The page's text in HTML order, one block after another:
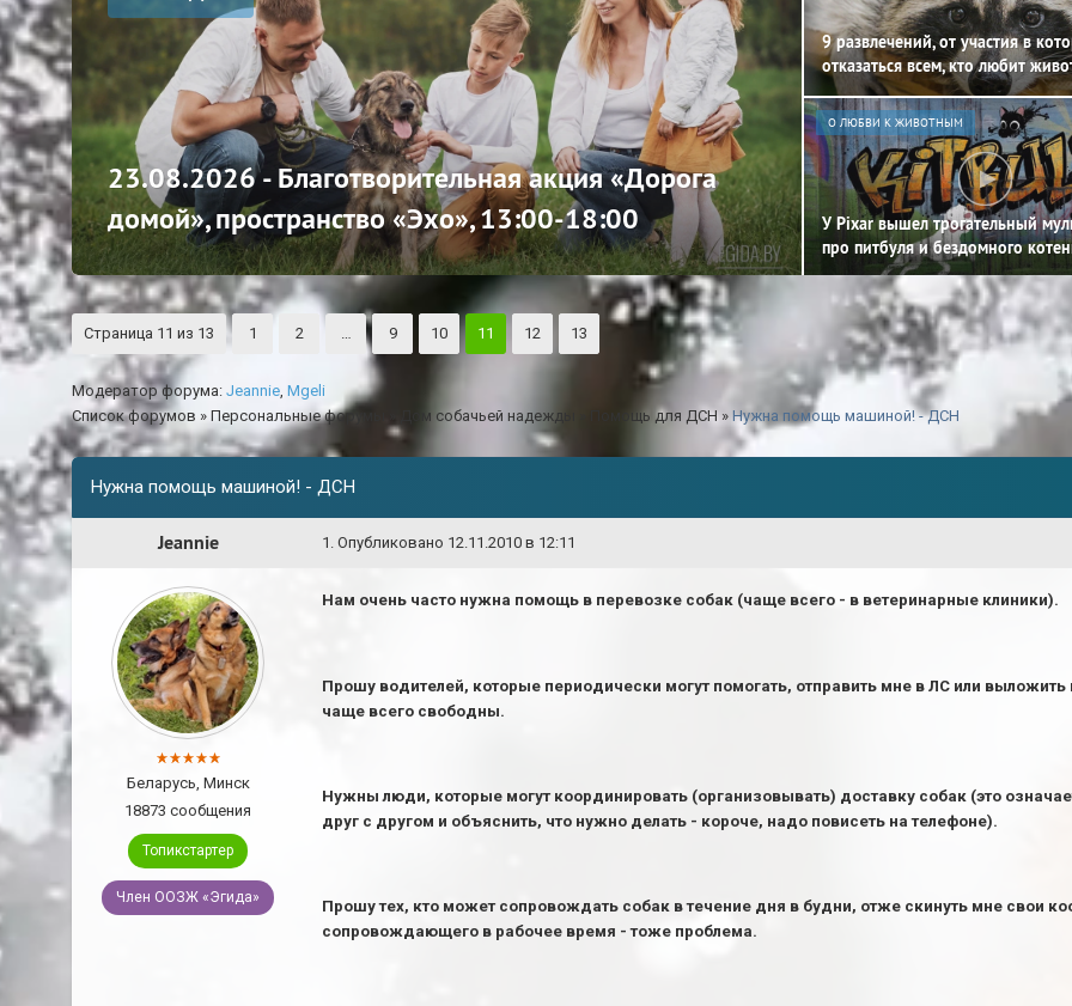
23.08.2026 - Благотворительная акция «Дорога
домой», пространство «Эхо», 13:00-18:00
9 развлечений, от участия в
отказаться всем, кто любит
О ЛЮБВИ К ЖИВОТНЫМ
У Pixar вышел трогательный
про питбуля и бездомного
Страница 11 из 13 1 2 … 9 10 11 12 13
Модератор форума: Jeannie, Mgeli
Список форумов » Персональные форумы Дом собачьей надежды Помощь для ДСН » Нужна помощь машиной! - ДСН
Нужна помощь машиной! - ДСН
Jeannie 1 . Опубликовано 12.11.2010 в 12:11
Беларусь, Минск
18873 сообщения
Топикстартер
Член ООЗЖ «Эгида»
Нам очень часто нужна помощь в перевозке собак (чаще всего - в ветеринарные клиники).
Прошу водителей, которые периодически могут помогать, отправить мне в ЛС или выложить
чаще всего свободны.
Нужны люди, которые могут координировать (организовывать) доставку собак (это
друг с другом и объяснить, что нужно делать - короче, надо повисеть на телефоне).
Прошу тех, кто может сопровождать собак в течение дня в будни, отже скинуть мне свои
сопровождающего в рабочее время - тоже проблема.